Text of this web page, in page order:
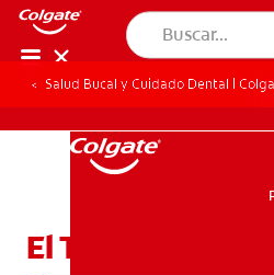
Salud Bucal y Cuidado Dental |
El Torus